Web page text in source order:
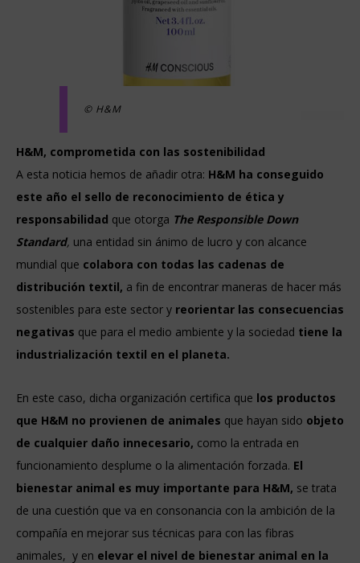
© H&M
H&M, comprometida con las sostenibilidad
A esta noticia hemos de añadir otra: H&M ha conseguido
este año el sello de reconocimiento de ética y
responsabilidad que otorga The Responsible Down
Standard, una entidad sin ánimo de lucro y con alcance
mundial que colabora con todas las cadenas de
distribución textil, a fin de encontrar maneras de hacer más
sostenibles para este sector y reorientar las consecuencias
negativas que para el medio ambiente y la sociedad tiene la
industrialización textil en el planeta.
En este caso, dicha organización certifica que los productos
que H&M no provienen de animales que hayan sido objeto
de cualquier daño innecesario, como la entrada en
funcionamiento desplume o la alimentación forzada. El
bienestar animal es muy importante para H&M, se trata
de una cuestión que va en consonancia con la ambición de la
compañía en mejorar sus técnicas para con las fibras
animales, y en elevar el nivel de bienestar animal en la